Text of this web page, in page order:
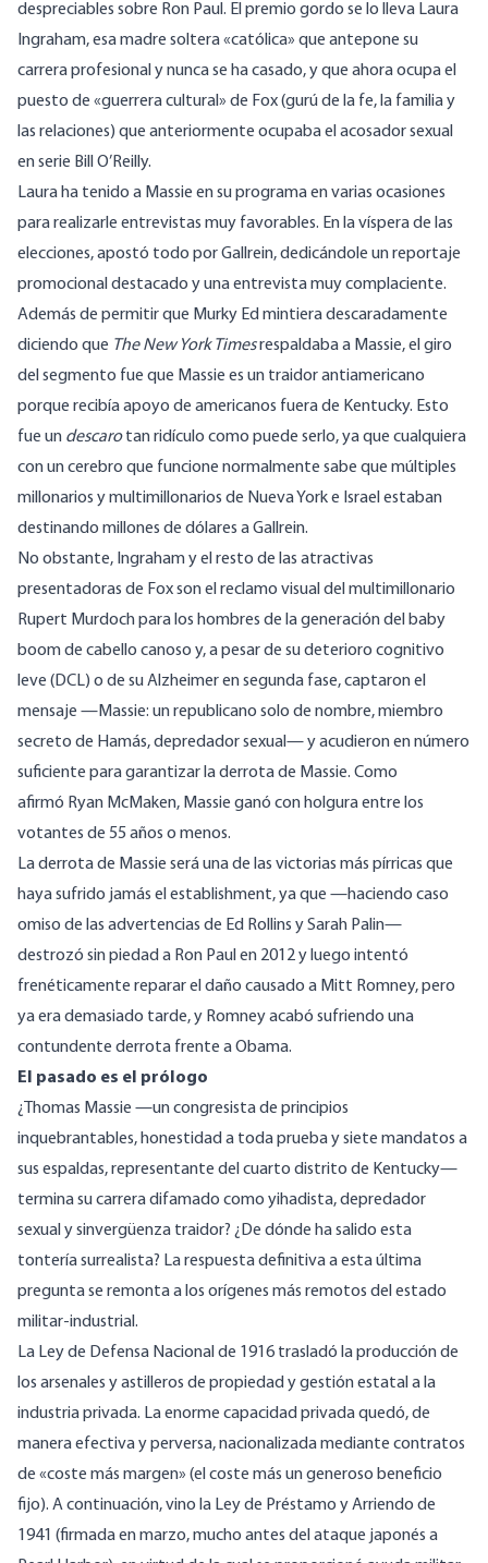
despreciables sobre Ron Paul. El premio gordo se lo lleva Laura
Ingraham, esa madre soltera «católica» que antepone su
carrera profesional y nunca se ha casado, y que ahora ocupa el
puesto de «guerrera cultural» de Fox (gurú de la fe, la familia y
las relaciones) que anteriormente ocupaba el acosador sexual
en serie Bill O’Reilly.
Laura ha tenido a Massie en su programa en varias ocasiones
para realizarle entrevistas muy favorables. En la víspera de las
elecciones, apostó todo por Gallrein, dedicándole un reportaje
promocional destacado y una entrevista muy complaciente.
Además de permitir que Murky Ed mintiera descaradamente
diciendo que The New York Timesrespaldaba a Massie, el giro
del segmento fue que Massie es un traidor antiamericano
porque recibía apoyo de americanos fuera de Kentucky. Esto
fue un descarotan ridículo como puede serlo, ya que cualquiera
con un cerebro que funcione normalmente sabe que múltiples
millonarios y multimillonarios de Nueva York e Israel estaban
destinando millones de dólares a Gallrein.
No obstante, Ingraham y el resto de las atractivas
presentadoras de Fox son el reclamo visual del multimillonario
Rupert Murdoch para los hombres de la generación del baby
boom de cabello canoso y, a pesar de su deterioro cognitivo
leve (DCL) o de su Alzheimer en segunda fase, captaron el
mensaje —Massie: un republicano solo de nombre, miembro
secreto de Hamás, depredador sexual— y acudieron en número
suficiente para garantizar la derrota de Massie. Como
afirmó Ryan McMaken, Massie ganó con holgura entre los
votantes de 55 años o menos.
La derrota de Massie será una de las victorias más pírricas que
haya sufrido jamás el establishment, ya que —haciendo caso
omiso de las advertencias de Ed Rollins y Sarah Palin—
destrozó sin piedad a Ron Paul en 2012 y luego intentó
frenéticamente reparar el daño causado a Mitt Romney, pero
ya era demasiado tarde, y Romney acabó sufriendo una
contundente derrota frente a Obama.
El pasado es el prólogo
¿Thomas Massie —un congresista de principios
inquebrantables, honestidad a toda prueba y siete mandatos a
sus espaldas, representante del cuarto distrito de Kentucky—
termina su carrera difamado como yihadista, depredador
sexual y sinvergüenza traidor? ¿De dónde ha salido esta
tontería surrealista? La respuesta definitiva a esta última
pregunta se remonta a los orígenes más remotos del estado
militar-industrial.
La Ley de Defensa Nacional de 1916 trasladó la producción de
los arsenales y astilleros de propiedad y gestión estatal a la
industria privada. La enorme capacidad privada quedó, de
manera efectiva y perversa, nacionalizada mediante contratos
de «coste más margen» (el coste más un generoso beneficio
fijo). A continuación, vino la Ley de Préstamo y Arriendo de
1941 (firmada en marzo, mucho antes del ataque japonés a